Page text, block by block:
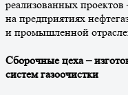
реализованных
на предприятиях
и промышленной
Сборочные цеха –
систем газоочистки